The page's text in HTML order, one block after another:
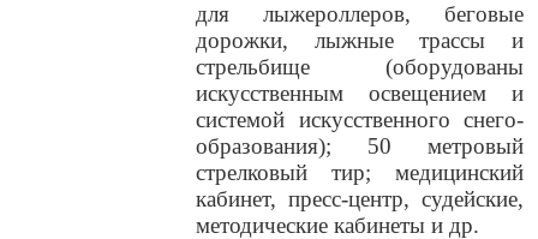
для лыжероллеров, беговые
дорожки, лыжные трассы и
стрельбище (оборудованы
искусственным освещением и
системой искусственного снего-
образования); 50 метровый
стрелковый тир; медицинский
кабинет, пресс-центр, судейские,
методические кабинеты и др.